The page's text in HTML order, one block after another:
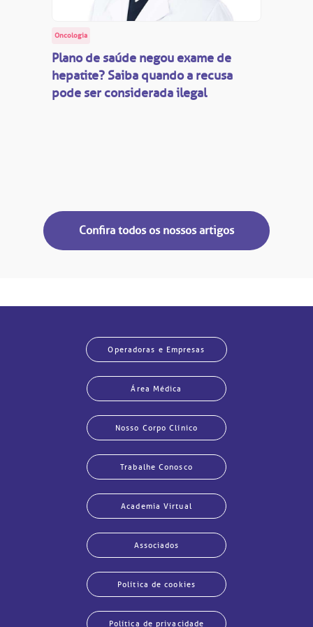
Oncologia
Plano de saúde negou exame de
hepatite? Saiba quando a recusa
pode ser considerada ilegal
Confira todos os nossos artigos
Operadoras e Empresas
Área Médica
Nosso Corpo Clínico
Trabalhe Conosco
Academia Virtual
Associados
Política de cookies
Política de privacidade